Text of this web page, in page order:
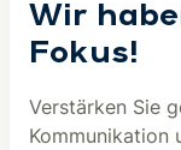
Wir
Fokus!
Verstärken Sie
Kommunikation